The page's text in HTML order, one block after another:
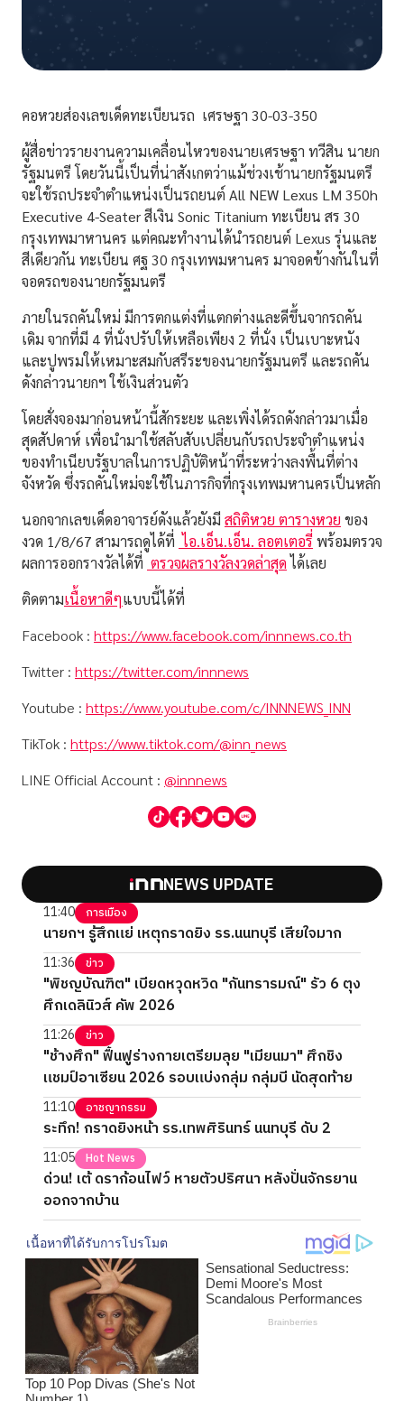
คอหวยส่องเลขเด็ดทะเบียนรถ เศรษฐา 30-03-350
ผู้สื่อข่าวรายงานความเคลื่อนไหวของนายเศรษฐา ทวีสิน นายก
รัฐมนตรี โดยวันนี้เป็นที่น่าสังเกตว่าแม้ช่วงเช้านายกรัฐมนตรี
จะใช้รถประจำตำแหน่งเป็นรถยนต์ All NEW Lexus LM 350h
Executive 4-Seater สีเงิน Sonic Titanium ทะเบียน สร 30
กรุงเทพมาหานคร แต่คณะทำงานได้นำรถยนต์ Lexus รุ่นและ
สีเดียวกัน ทะเบียน ศฐ 30 กรุงเทพมหานคร มาจอดข้างกันในที่
จอดรถของนายกรัฐมนตรี
ภายในรถคันใหม่ มีการตกแต่งที่แตกต่างและดีขึ้นจากรถคัน
เดิม จากที่มี 4 ที่นั่งปรับให้เหลือเพียง 2 ที่นั่ง เป็นเบาะหนัง
และปูพรมให้เหมาะสมกับสรีระของนายกรัฐมนตรี และรถคัน
ดังกล่าวนายกฯ ใช้เงินส่วนตัว
โดยสั่งจองมาก่อนหน้านี้สักระยะ และเพิ่งได้รถดังกล่าวมาเมื่อ
สุดสัปดาห์ เพื่อนำมาใช้สลับสับเปลี่ยนกับรถประจำตำแหน่ง
ของทำเนียบรัฐบาลในการปฏิบัติหน้าที่ระหว่างลงพื้นที่ต่าง
จังหวัด ซึ่งรถคันใหม่จะใช้ในภารกิจที่กรุงเทพมหานครเป็นหลัก
นอกจากเลขเด็ดอาจารย์ดังแล้วยังมี สถิติหวย ตารางหวย ของ
งวด 1/8/67 สามารถดูได้ที่ ไอ.เอ็น.เอ็น. ลอตเตอรี่พร้อมตรวจ
ผลการออกรางวัลได้ที่ ตรวจผลรางวัลงวดล่าสุดได้เลย
ติดตามเนื้อหาดีๆแบบนี้ได้ที่
Facebook : https://www.facebook.com/innnews.co.th
Twitter : https://twitter.com/innnews
Youtube : https://www.youtube.com/c/INNNEWS_INN
TikTok : https://www.tiktok.com/@inn_news
LINE Official Account : @innnews
NEWS UPDATE
11:40 การเมือง
นายกฯ รู้สึกแย่ เหตุกราดยิง รร.นนทบุรี เสียใจมาก
11:36 ข่าว
"พิชญบัณฑิต" เบียดหวุดหวิด "กันทรารมณ์" รัว 6 ตุง
ศึกเดลินิวส์ คัพ 2026
11:26 ข่าว
"ช้างศึก" ฟื้นฟูร่างกายเตรียมลุย "เมียนมา" ศึกชิง
แชมป์อาเซียน 2026 รอบแบ่งกลุ่ม กลุ่มบี นัดสุดท้าย
11:10 อาชญากรรม
ระทึก! กราดยิงหน้า รร.เทพศิรินทร์ นนทบุรี ดับ 2
11:05 Hot News
ด่วน! เต้ ดราก้อนไฟว์ หายตัวปริศนา หลังปั่นจักรยาน
ออกจากบ้าน